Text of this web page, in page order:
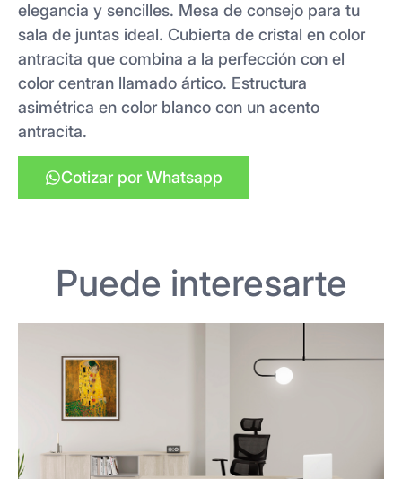
elegancia y sencilles. Mesa de consejo para tu
sala de juntas ideal. Cubierta de cristal en color
antracita que combina a la perfección con el
color centran llamado ártico. Estructura
asimétrica en color blanco con un acento
antracita.
Cotizar por Whatsapp
Puede interesarte